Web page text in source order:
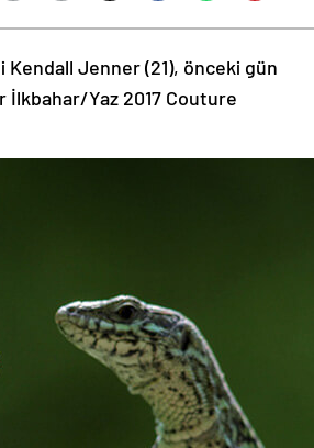
Jenner (21), önceki gün
İlkbahar/Yaz 2017 Couture